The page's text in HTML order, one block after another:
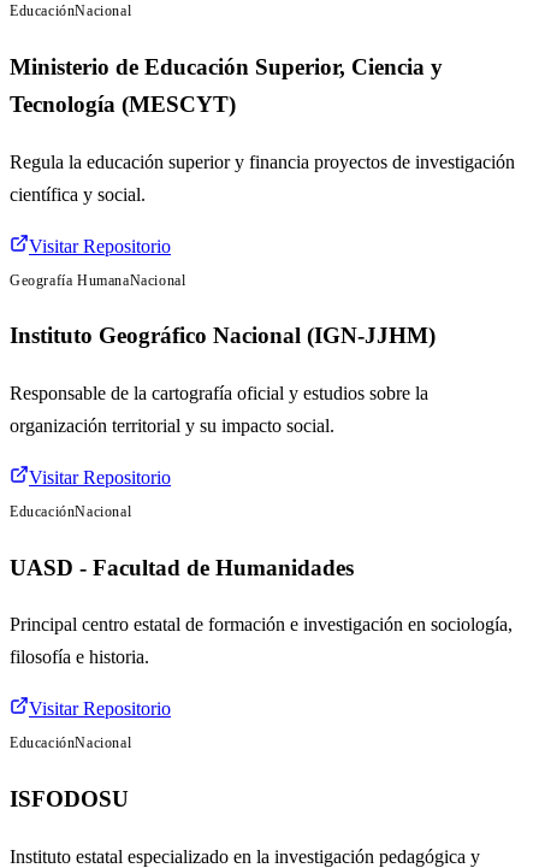
EducaciónNacional
Ministerio de Educación Superior, Ciencia y
Tecnología (MESCYT)
Regula la educación superior y financia proyectos de investigación
científica y social.
Visitar Repositorio
Geografía HumanaNacional
Instituto Geográfico Nacional (IGN-JJHM)
Responsable de la cartografía oficial y estudios sobre la
organización territorial y su impacto social.
Visitar Repositorio
EducaciónNacional
UASD - Facultad de Humanidades
Principal centro estatal de formación e investigación en sociología,
filosofía e historia.
Visitar Repositorio
EducaciónNacional
ISFODOSU
Instituto estatal especializado en la investigación pedagógica y